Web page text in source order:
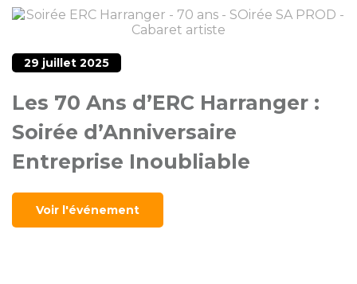
29 juillet 2025
Les 70 Ans d’ERC Harranger :
Soirée d’Anniversaire
Entreprise Inoubliable
Voir l'événement